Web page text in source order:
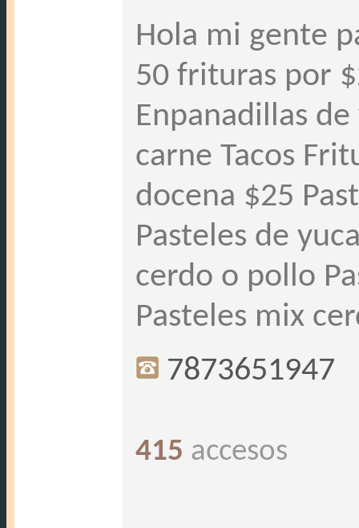
Hola mi gente
50 frituras por
Enpanadillas
carne Tacos
docena $25
Pasteles de
cerdo o pollo
Pasteles mix
7873651947
415 accesos